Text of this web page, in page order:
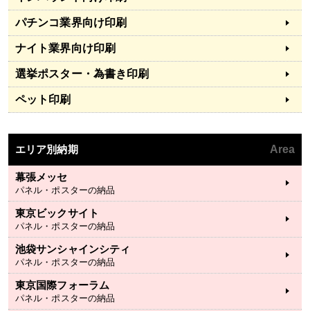
パチンコ業界向け印刷
ナイト業界向け印刷
選挙ポスター・為書き印刷
ペット印刷
エリア別納期 Area
幕張メッセ
パネル・ポスターの納品
東京ビックサイト
パネル・ポスターの納品
池袋サンシャインシティ
パネル・ポスターの納品
東京国際フォーラム
パネル・ポスターの納品